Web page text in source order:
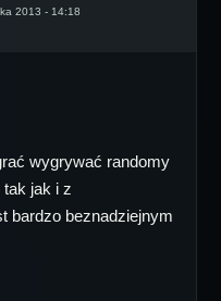
2013 - 14:18
wygrywać randomy
jak i z
bardzo beznadziejnym